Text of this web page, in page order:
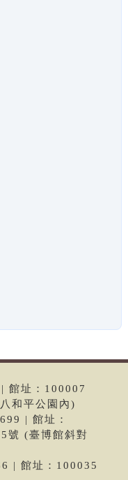
館址：100007
和平公園內)
| 館址：
號 (臺博館斜對
| 館址：100035